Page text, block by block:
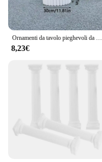
Ornamenti da tavolo pieghevoli da dessert Cilindro romantico Fiori Stand Matrimonio Cartone Pilastro romano Origami Colonne decorative Puntelli
8,23€